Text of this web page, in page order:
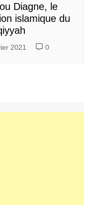
Diagne, le
islamique du
2021 0